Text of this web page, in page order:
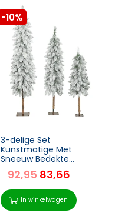
-10%
3-delige Set
Kunstmatige Met
Sneeuw Bedekte
Dennenbomen, 3
Maten, Metalen
Standaard,
Vlamvertragend,
Kunststof, Groen+Wit
92,95 83,66
In winkelwagen